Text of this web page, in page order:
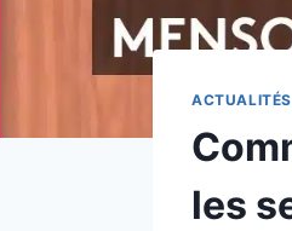
les